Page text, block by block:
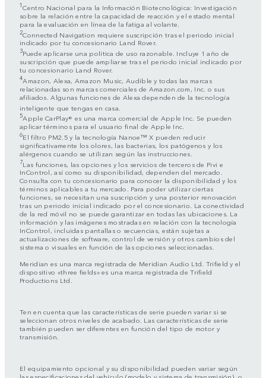
1Centro Nacional para la Información Biotecnológica: Investigación
sobre la relación entre la capacidad de reacción y el estado mental
para la evaluación en línea de la fatiga al volante.
2Connected Navigation requiere suscripción tras el periodo inicial
indicado por tu concesionario Land Rover.
3Puede aplicarse una política de uso razonable. Incluye 1 año de
suscripción que puede ampliarse tras el periodo inicial indicado por
tu concesionario Land Rover.
4Amazon, Alexa, Amazon Music, Audible y todas las marcas
relacionadas son marcas comerciales de Amazon.com, Inc. o sus
afiliados. Algunas funciones de Alexa dependen de la tecnología
inteligente que tengas en casa.
5Apple CarPlay® es una marca comercial de Apple Inc. Se pueden
aplicar términos para el usuario final de Apple Inc.
6El filtro PM2.5 y la tecnología Nanoe™ X pueden reducir
significativamente los olores, las bacterias, los patógenos y los
alérgenos cuando se utilizan según las instrucciones.
7Las funciones, las opciones y los servicios de terceros de Pivi e
InControl, así como su disponibilidad, dependen del mercado.
Consulta con tu concesionario para conocer la disponibilidad y los
términos aplicables a tu mercado. Para poder utilizar ciertas
funciones, se necesitan una suscripción y una posterior renovación
tras un periodo inicial indicado por el concesionario. La conectividad
de la red móvil no se puede garantizar en todas las ubicaciones. La
información y las imágenes mostradas en relación con la tecnología
InControl, incluidas pantallas o secuencias, están sujetas a
actualizaciones de software, control de versión y otros cambios del
sistema o visuales en función de las opciones seleccionadas.
Meridian es una marca registrada de Meridian Audio Ltd. Trifield y el
dispositivo «three fields» es una marca registrada de Trifield
Productions Ltd.
Ten en cuenta que las características de serie pueden variar si se
seleccionan otros niveles de acabado. Las características de serie
también pueden ser diferentes en función del tipo de motor y
transmisión.
El equipamiento opcional y su disponibilidad pueden variar según